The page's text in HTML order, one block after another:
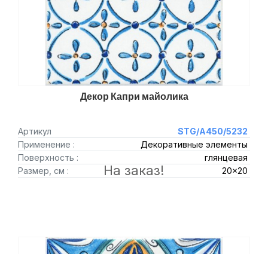
Декор Капри майолика
Артикул
STG/A450/5232
Применение :
Декоративные элементы
Поверхность :
глянцевая
Размер, см :
20x20
На заказ!